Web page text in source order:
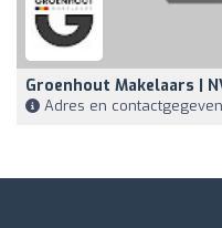
Groenhout Makelaars |
Adres en